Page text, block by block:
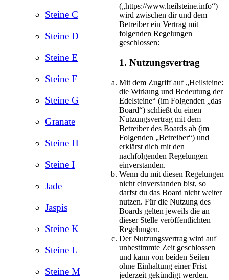
Steine C
Steine D
Steine E
Steine F
Steine G
Granate
Steine H
Steine I
Jade
Jaspis
Steine K
Steine L
Steine M
(„https://www.heilsteine.info“)
wird zwischen dir und dem
Betreiber ein Vertrag mit
folgenden Regelungen
geschlossen:
1. Nutzungsvertrag
Mit dem Zugriff auf „Heilsteine:
die Wirkung und Bedeutung der
Edelsteine“ (im Folgenden „das
Board“) schließt du einen
Nutzungsvertrag mit dem
Betreiber des Boards ab (im
Folgenden „Betreiber“) und
erklärst dich mit den
nachfolgenden Regelungen
einverstanden.
Wenn du mit diesen Regelungen
nicht einverstanden bist, so
darfst du das Board nicht weiter
nutzen. Für die Nutzung des
Boards gelten jeweils die an
dieser Stelle veröffentlichten
Regelungen.
Der Nutzungsvertrag wird auf
unbestimmte Zeit geschlossen
und kann von beiden Seiten
ohne Einhaltung einer Frist
jederzeit gekündigt werden.